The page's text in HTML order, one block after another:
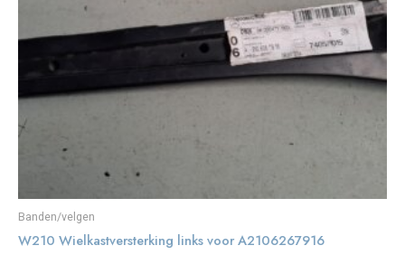
Banden/velgen
W210 Wielkastversterking links voor A2106267916